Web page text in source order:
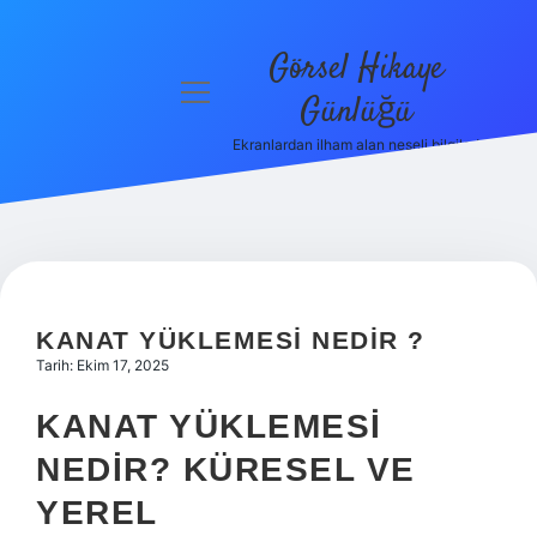
Hakkımızda
menüyü
Görsel Hikaye
Günlüğü
Ekranlardan ilham alan neşeli bilgiler!
KANAT YÜKLEMESI NEDIR ?
Tarih: Ekim 17, 2025
KANAT YÜKLEMESI
NEDIR? KÜRESEL VE
YEREL